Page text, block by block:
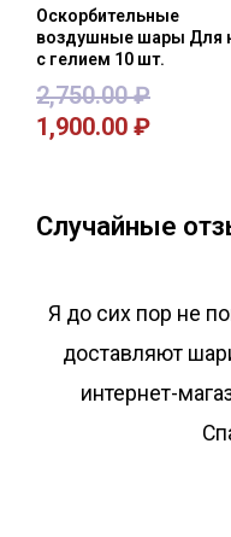
Оскорбительные
воздушные шары Для
с гелием 10 шт.
2,750.00₽
1,900.00 ₽
Случайные
Я до сих пор не
доставляют
интернет-